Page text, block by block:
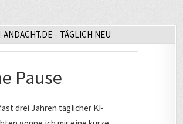
ANDACHT.DE – TÄGLICH NEU